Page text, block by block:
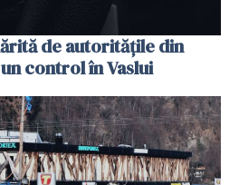
de autoritățile din
control în Vaslui